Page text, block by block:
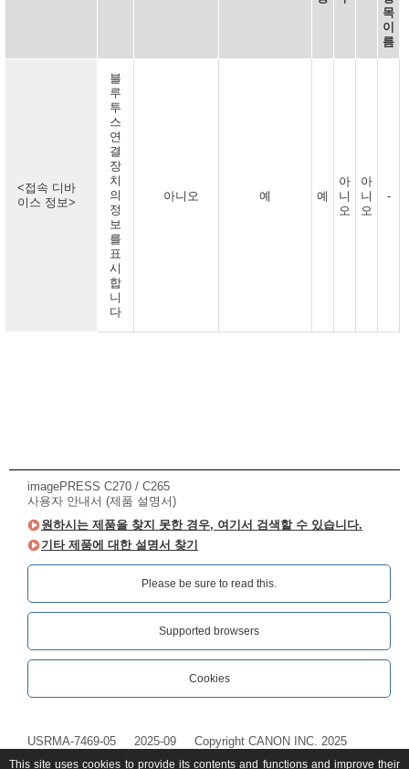
목
이
름
<접속 디바
이스 정보>
블
루
투
스
연
결
장
치
의
정
보
를
표
시
합
니
다
아니오 예 예
아
니
오
아
니
오
-
imagePRESS C270 / C265
사용자 안내서 (제품 설명서)
원하시는 제품을 찾지 못한 경우, 여기서 검색할 수 있습니다.
기타 제품에 대한 설명서 찾기
Please be sure to read this.‎
Supported browsers
Cookies
USRMA-7469-05 2025-09 Copyright CANON INC. 2025
This site uses cookies to provide its contents and functions and improve their